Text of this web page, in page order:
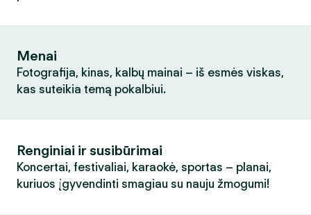
Menai
Fotografija, kinas, kalbų mainai – iš esmės viskas,
kas suteikia temą pokalbiui.
Renginiai ir susibūrimai
Koncertai, festivaliai, karaokė, sportas – planai,
kuriuos įgyvendinti smagiau su nauju žmogumi!